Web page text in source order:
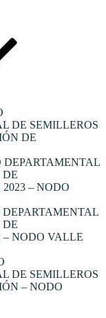
DE SEMILLEROS
DE
DE
– NODO
DE
NODO VALLE
DE SEMILLEROS
– NODO